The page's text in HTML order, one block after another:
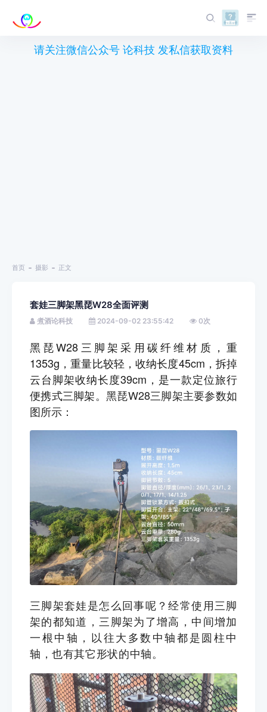
请关注微信公众号 论科技 发私信获取资料
首页 摄影 正文
套娃三脚架黑琵W28全面评测
煮酒论科技 2024-09-02 23:55:42 0次
黑琵W28三脚架采用碳纤维材质，重
1353g，重量比较轻，收纳长度45cm，拆掉
云台脚架收纳长度39cm，是一款定位旅行
便携式三脚架。黑琵W28三脚架主要参数如
图所示：
三脚架套娃是怎么回事呢？经常使用三脚
架的都知道，三脚架为了增高，中间增加
一根中轴，以往大多数中轴都是圆柱中
轴，也有其它形状的中轴。